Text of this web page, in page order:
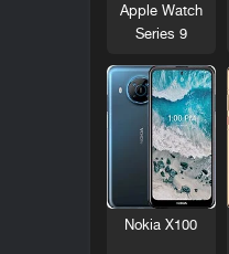
Apple Watch
Series 9
Nokia X100